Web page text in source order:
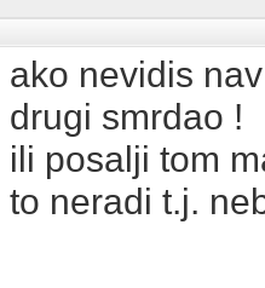
ako nevidis
drugi smrdao !
ili posalji tom
to neradi t.j.